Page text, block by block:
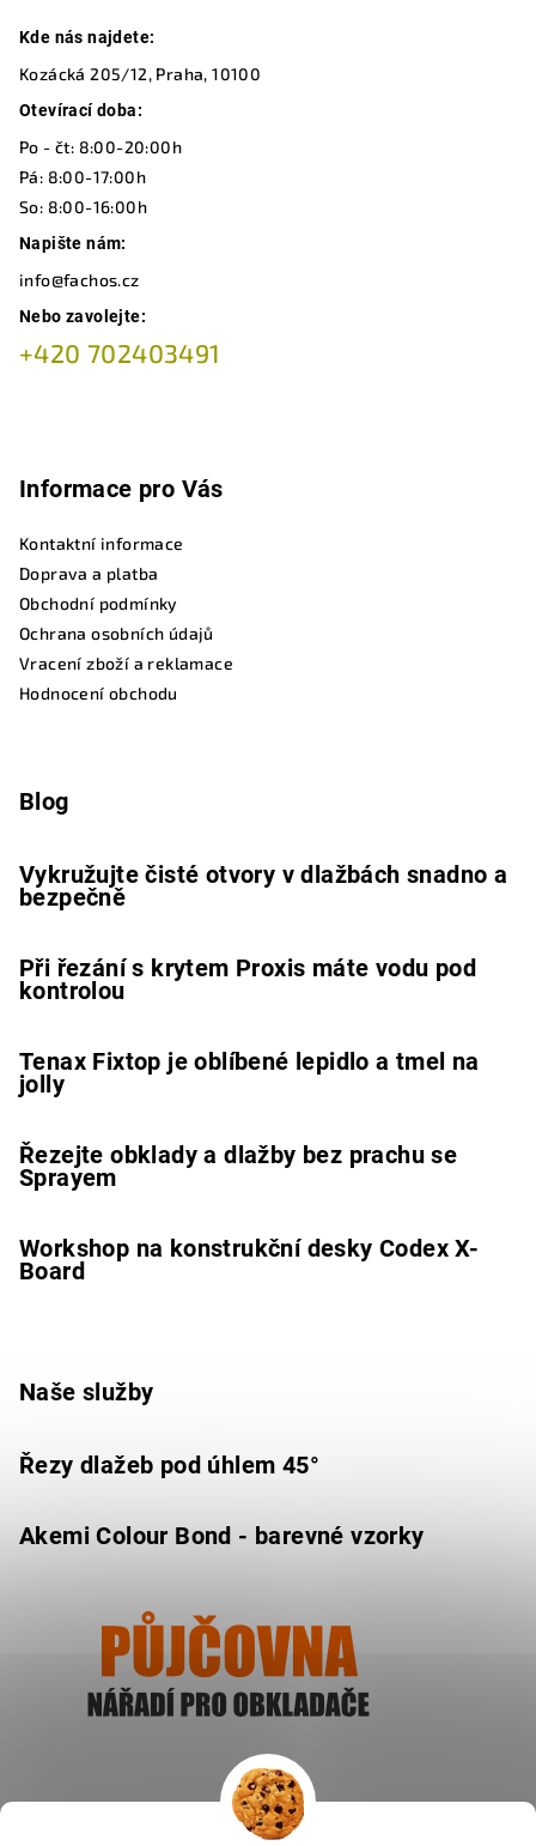
v
Kde nás najdete:
Kozácká 205/12, Praha, 10100
Otevírací doba:
Po - čt: 8:00-20:00h
Pá: 8:00-17:00h
So: 8:00-16:00h
Napište nám:
info@fachos.cz
Nebo zavolejte:
+420 702403491
Informace pro Vás
Kontaktní informace
Doprava a platba
Obchodní podmínky
Ochrana osobních údajů
Vracení zboží a reklamace
Hodnocení obchodu
Blog
Vykružujte čisté otvory v dlažbách snadno a
bezpečně
Při řezání s krytem Proxis máte vodu pod
kontrolou
Tenax Fixtop je oblíbené lepidlo a tmel na
jolly
Řezejte obklady a dlažby bez prachu se
Sprayem
Workshop na konstrukční desky Codex X-
Board
Naše služby
Řezy dlažeb pod úhlem 45°
Akemi Colour Bond - barevné vzorky
Ukázat